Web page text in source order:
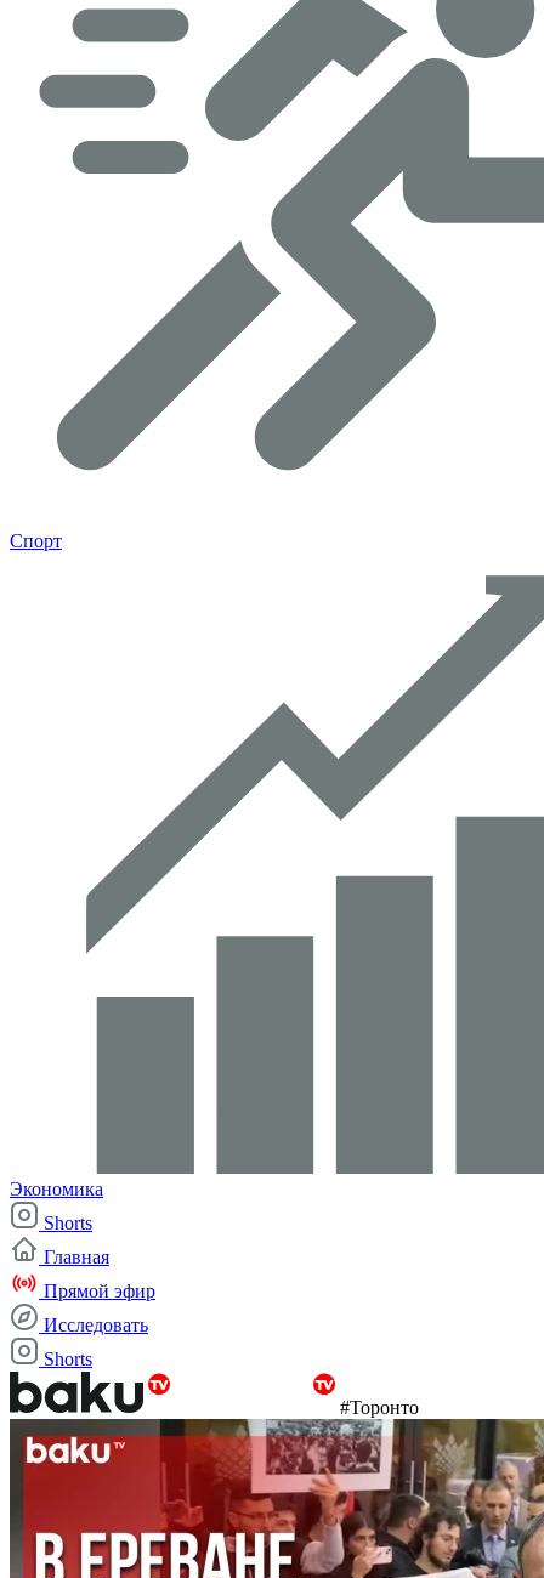
Спорт
Экономика
Shorts
Главная
Прямой эфир
Исследовать
Shorts
#Торонто